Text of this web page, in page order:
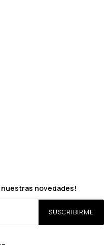
novedades!
SUSCRIBIRME